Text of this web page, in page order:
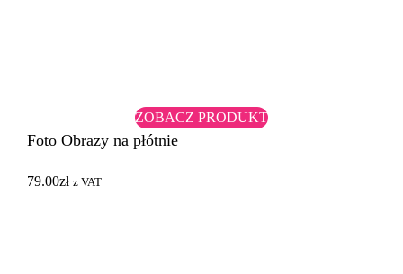
ZOBACZ PRODUKT
Foto Obrazy na płótnie
79.00zł z VAT